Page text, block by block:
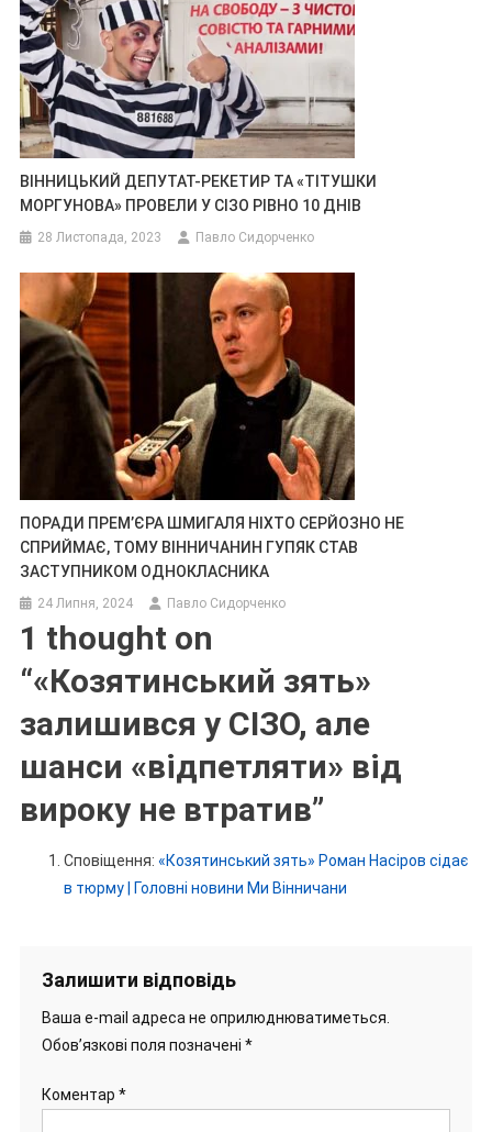
ВІННИЦЬКИЙ ДЕПУТАТ-РЕКЕТИР ТА «ТІТУШКИ
МОРГУНОВА» ПРОВЕЛИ У СІЗО РІВНО 10 ДНІВ
28 Листопада, 2023 Павло Сидорченко
ПОРАДИ ПРЕМ’ЄРА ШМИГАЛЯ НІХТО СЕРЙОЗНО НЕ
СПРИЙМАЄ, ТОМУ ВІННИЧАНИН ГУПЯК СТАВ
ЗАСТУПНИКОМ ОДНОКЛАСНИКА
24 Липня, 2024 Павло Сидорченко
1 thought on
“«Козятинський зять»
залишився у СІЗО, але
шанси «відпетляти» від
вироку не втратив”
Сповіщення: «Козятинський зять» Роман Насіров сідає
в тюрму | Головні новини Ми Вінничани
Залишити відповідь
Ваша e-mail адреса не оприлюднюватиметься.
Обов’язкові поля позначені *
Коментар *